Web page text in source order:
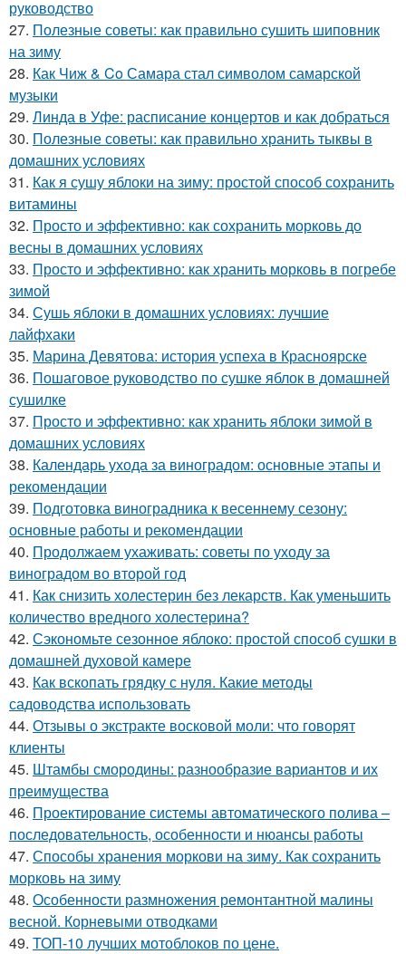
руководство
27. Полезные советы: как правильно сушить шиповник
на зиму
28. Как Чиж & Co Самара стал символом самарской
музыки
29. Линда в Уфе: расписание концертов и как добраться
30. Полезные советы: как правильно хранить тыквы в
домашних условиях
31. Как я сушу яблоки на зиму: простой способ сохранить
витамины
32. Просто и эффективно: как сохранить морковь до
весны в домашних условиях
33. Просто и эффективно: как хранить морковь в погребе
зимой
34. Сушь яблоки в домашних условиях: лучшие
лайфхаки
35. Марина Девятова: история успеха в Красноярске
36. Пошаговое руководство по сушке яблок в домашней
сушилке
37. Просто и эффективно: как хранить яблоки зимой в
домашних условиях
38. Календарь ухода за виноградом: основные этапы и
рекомендации
39. Подготовка виноградника к весеннему сезону:
основные работы и рекомендации
40. Продолжаем ухаживать: советы по уходу за
виноградом во второй год
41. Как снизить холестерин без лекарств. Как уменьшить
количество вредного холестерина?
42. Сэкономьте сезонное яблоко: простой способ сушки в
домашней духовой камере
43. Как вскопать грядку с нуля. Какие методы
садоводства использовать
44. Отзывы о экстракте восковой моли: что говорят
клиенты
45. Штамбы смородины: разнообразие вариантов и их
преимущества
46. Проектирование системы автоматического полива –
последовательность, особенности и нюансы работы
47. Способы хранения моркови на зиму. Как сохранить
морковь на зиму
48. Особенности размножения ремонтантной малины
весной. Корневыми отводками
49. ТОП-10 лучших мотоблоков по цене.